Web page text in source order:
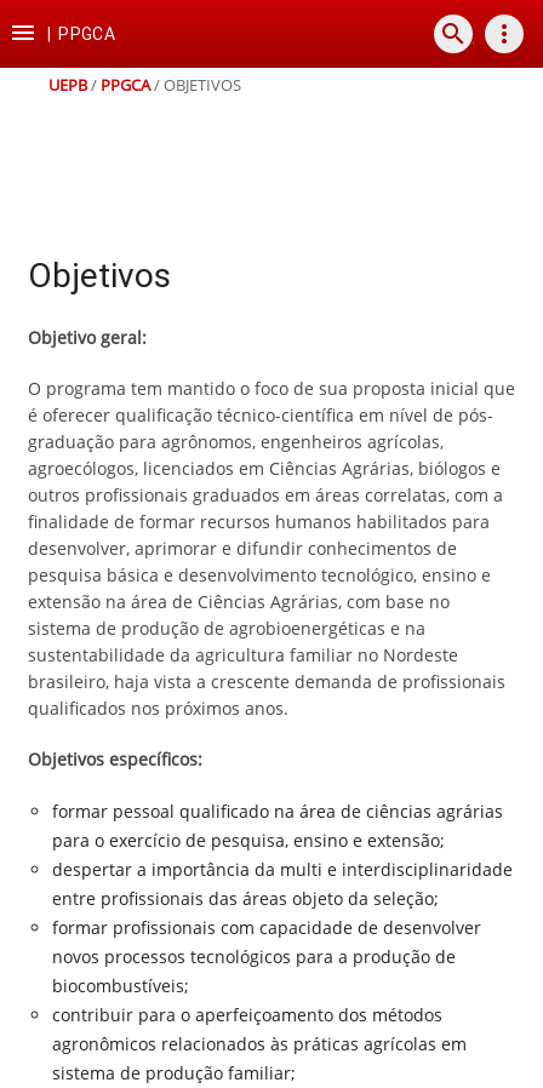
para
conteúdo
para
para
para
rodapé
 PPGCA search more_vert
UEPB/ PPGCA/OBJETIVOS
Objetivos
Objetivo geral:
O programa tem mantido o foco de sua proposta inicial que
é oferecer qualificação técnico-científica em nível de pós-
graduação para agrônomos, engenheiros agrícolas,
agroecólogos, licenciados em Ciências Agrárias, biólogos e
outros profissionais graduados em áreas correlatas, com a
finalidade de formar recursos humanos habilitados para
desenvolver, aprimorar e difundir conhecimentos de
pesquisa básica e desenvolvimento tecnológico, ensino e
extensão na área de Ciências Agrárias, com base no
sistema de produção de agrobioenergéticas e na
sustentabilidade da agricultura familiar no Nordeste
brasileiro, haja vista a crescente demanda de profissionais
qualificados nos próximos anos.
Objetivos específicos:
formar pessoal qualificado na área de ciências agrárias
para o exercício de pesquisa, ensino e extensão;
despertar a importância da multi e interdisciplinaridade
entre profissionais das áreas objeto da seleção;
formar profissionais com capacidade de desenvolver
novos processos tecnológicos para a produção de
biocombustíveis;
contribuir para o aperfeiçoamento dos métodos
agronômicos relacionados às práticas agrícolas em
sistema de produção familiar;